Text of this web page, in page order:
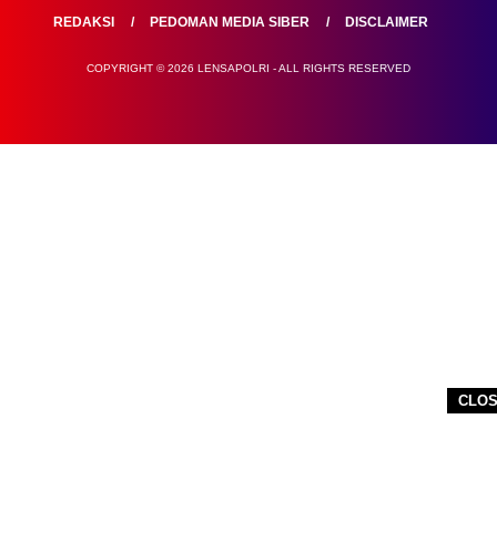
REDAKSI PEDOMAN MEDIA SIBER DISCLAIMER
COPYRIGHT © 2026 LENSAPOLRI - ALL RIGHTS RESERVED